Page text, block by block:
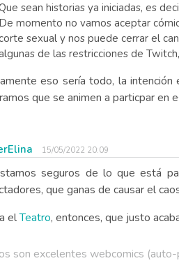
sean historias ya iniciadas, es
De momento no vamos aceptar
sexual y nos puede cerrar el
de las restricciones de
eso sería todo, la
que se animen a particpar en
15/05/2022 20:09
seguros de lo que está
que ganas de causar el
elTeatro, entonces, que justo
son excelentes webcomics (auto-